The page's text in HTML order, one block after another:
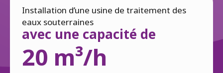
Installation d’une usine de traitement des
eaux souterraines
avec une capacité de
20 m³/h